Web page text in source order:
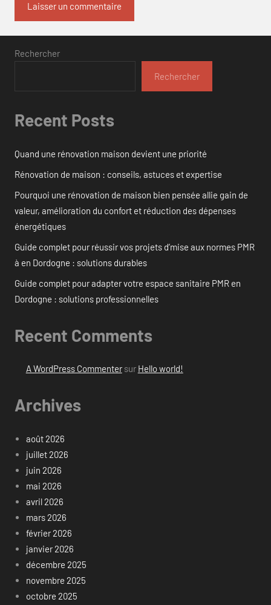
Rechercher
Rechercher
Recent Posts
Quand une rénovation maison devient une priorité
Rénovation de maison : conseils, astuces et expertise
Pourquoi une rénovation de maison bien pensée allie gain de
valeur, amélioration du confort et réduction des dépenses
énergétiques
Guide complet pour réussir vos projets d’mise aux normes PMR
à en Dordogne : solutions durables
Guide complet pour adapter votre espace sanitaire PMR en
Dordogne : solutions professionnelles
Recent Comments
A WordPress Commentersur Hello world!
Archives
août 2026
juillet 2026
juin 2026
mai 2026
avril 2026
mars 2026
février 2026
janvier 2026
décembre 2025
novembre 2025
octobre 2025